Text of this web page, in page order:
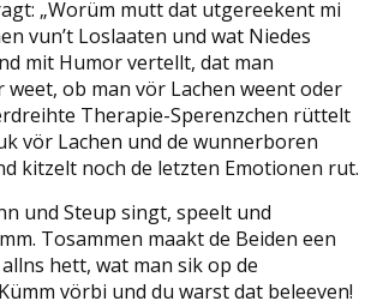
„Worüm mutt dat utgereekent mi
vun’t Loslaaten und wat Niedes
mit Humor vertellt, dat man
ob man vör Lachen weent oder
Therapie-Sperenzchen rüttelt
vör Lachen und de wunnerboren
kitzelt noch de letzten Emotionen rut.
und Steup singt, speelt und
Tosammen maakt de Beiden een
hett, wat man sik op de
vörbi und du warst dat beleeven!